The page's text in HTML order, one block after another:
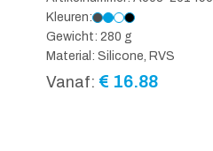
Kleuren:
Gewicht: 280 g
Material: Silicone, RVS
Vanaf: € 16.88